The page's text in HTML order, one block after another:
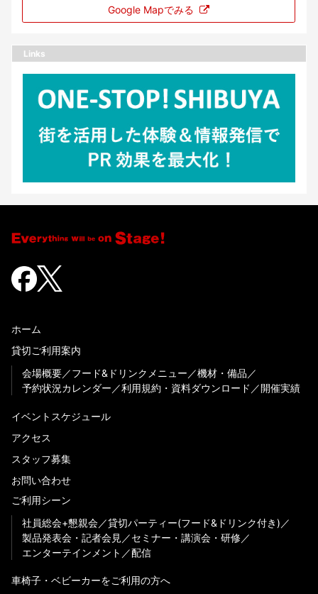
Google Mapでみる
Links
ホーム
貸切ご利用案内
会場概要
フード&ドリンクメニュー
機材・備品
予約状況カレンダー
利用規約・資料ダウンロード 開催実績
イベントスケジュール
アクセス
スタッフ募集
お問い合わせ
ご利用シーン
社員総会+懇親会
貸切パーティー(フード&ドリンク付き)
製品発表会・記者会見
セミナー・講演会・研修
エンターテインメント
配信
車椅子・ベビーカーをご利用の方へ